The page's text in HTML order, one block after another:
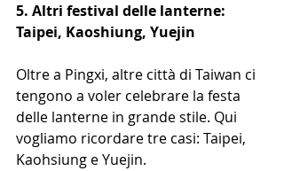
5. Altri festival delle lanterne:
Taipei, Kaoshiung, Yuejin
Oltre a Pingxi, altre città di Taiwan ci
tengono a voler celebrare la festa
delle lanterne in grande stile. Qui
vogliamo ricordare tre casi: Taipei,
Kaohsiung e Yuejin.